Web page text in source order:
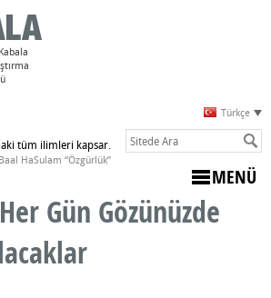
Türkçe
tüm ilimleri kapsar.
Baal HaSulam “Özgürlük”
MENÜ
Gün Gözünüzde